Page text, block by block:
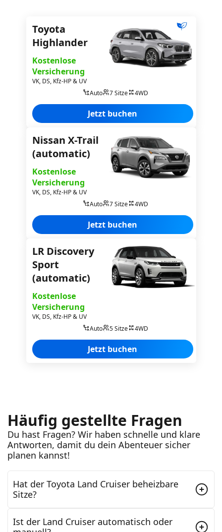
Toyota
Highlander
Kostenlose
Versicherung
VK, DS, Kfz-HP & UV
Auto
7 Sitze 4WD
Jetzt buchen
Nissan X-Trail
(automatic)
Kostenlose
Versicherung
VK, DS, Kfz-HP & UV
Auto
7 Sitze 4WD
Jetzt buchen
LR Discovery
Sport
(automatic)
Kostenlose
Versicherung
VK, DS, Kfz-HP & UV
Auto
5 Sitze 4WD
Jetzt buchen
Häufig gestellte Fragen
Du hast Fragen? Wir haben schnelle und klare
Antworten, damit du dein Abenteuer sicher
planen kannst!
Hat der Toyota Land Cruiser beheizbare
Sitze?
Ja, die beiden Vordersitze sind beheizt. Das ist ein
Ist der Land Cruiser automatisch oder